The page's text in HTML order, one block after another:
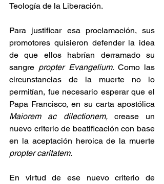
Teología de la Liberación.
Para justificar esa proclamación, sus
promotores quisieron defender la idea
de que ellos habrían derramado su
sangre propter Evangelium. Como las
circunstancias de la muerte no lo
permitían, fue necesario esperar que el
Maiorem ac dilectionem, crease un
nuevo criterio de beatificación con base
propter caritatem.
En virtud de ese nuevo criterio de